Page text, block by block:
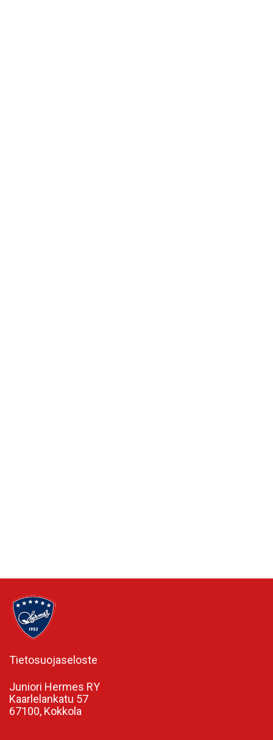
Tietosuojaseloste
Juniori Hermes RY
Kaarlelankatu 57
67100, Kokkola